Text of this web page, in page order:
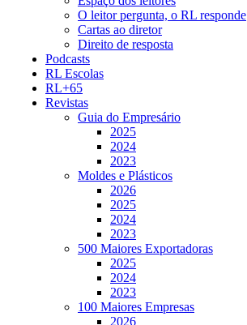
O leitor pergunta, o RL responde
Cartas ao diretor
Direito de resposta
Podcasts
RL Escolas
RL+65
Revistas
Guia do Empresário
2025
2024
2023
Moldes e Plásticos
2026
2025
2024
2023
500 Maiores Exportadoras
2025
2024
2023
100 Maiores Empresas
2026